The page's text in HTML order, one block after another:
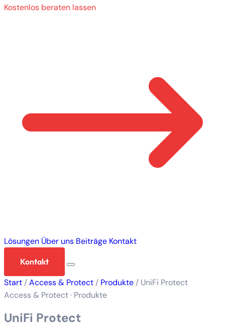
Kostenlos beraten lassen
Lösungen Über uns Beiträge Kontakt
Kontakt
Start /Access & Protect / Produkte / UniFi Protect
Access & Protect · Produkte
UniFi Protect